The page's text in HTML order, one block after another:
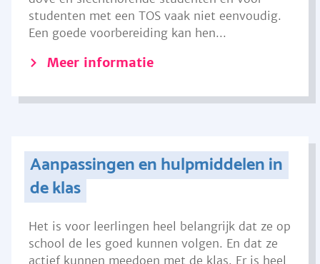
studenten met een TOS vaak niet eenvoudig.
Een goede voorbereiding kan hen...
Meer informatie
Aanpassingen en hulpmiddelen in
de klas
Het is voor leerlingen heel belangrijk dat ze op
school de les goed kunnen volgen. En dat ze
actief kunnen meedoen met de klas. Er is heel